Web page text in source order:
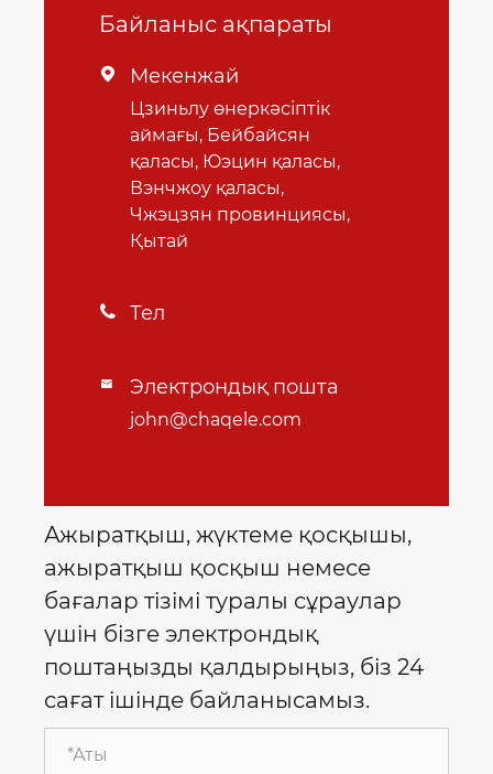
Байланыс ақпараты
 Мекенжай
Цзиньлу өнеркәсіптік
аймағы, Бейбайсян
қаласы, Юэцин қаласы,
Вэнчжоу қаласы,
Чжэцзян провинциясы,
Қытай
 Тел
 Электрондық пошта
john@chaqele.com
Ажыратқыш, жүктеме қосқышы,
ажыратқыш қосқыш немесе
бағалар тізімі туралы сұраулар
үшін бізге электрондық
поштаңызды қалдырыңыз, біз 24
сағат ішінде байланысамыз.